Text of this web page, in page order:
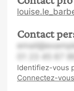
Contact
Identifiez-vous
Connectez-vous